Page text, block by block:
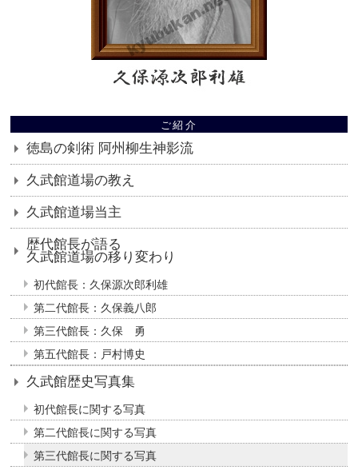
ご紹介
徳島の剣術 阿州柳生神影流
久武館道場の教え
久武館道場当主
歴代館長が語る
久武館道場の移り変わり
初代館長：久保源次郎利雄
第二代館長：久保義八郎
第三代館長：久保 勇
第五代館長：戸村博史
久武館歴史写真集
初代館長に関する写真
第二代館長に関する写真
第三代館長に関する写真